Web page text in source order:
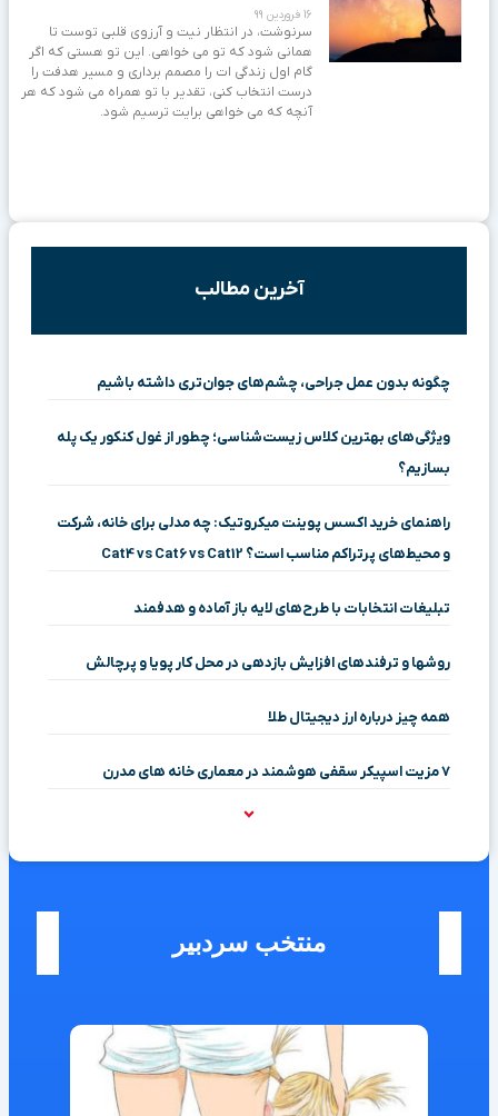
16 فروردین 99
سرنوشت، در انتظار نیت و آرزوی قلبی توست تا
همانی شود که تو می خواهی. این تو هستی که اگر
گام اول زندگی ات را مصمم برداری و مسیر هدفت را
درست انتخاب کنی، تقدیر با تو همراه می شود که هر
آنچه که می خواهی برایت ترسیم شود.
آخرین مطالب
چگونه بدون عمل جراحی، چشم‌های جوان‌تری داشته باشیم
ویژگی‌های بهترین کلاس زیست‌شناسی؛ چطور از غول کنکور یک پله
بسازیم؟
راهنمای خرید اکسس پوینت میکروتیک: چه مدلی برای خانه، شرکت
و محیط‌های پرتراکم مناسب است؟ Cat4 vs Cat6 vs Cat12
تبلیغات انتخابات با طرح‌های لایه باز آماده و هدفمند
روشها و ترفندهای افزایش بازدهی در محل کار پویا و پرچالش
همه چیز درباره ارز دیجیتال طلا
۷ مزیت اسپیکر سقفی هوشمند در معماری خانه‌ های مدرن
منتخب سردبیر